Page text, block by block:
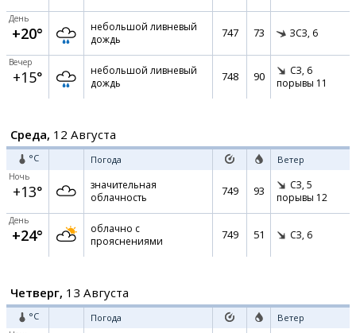
День
+20°
небольшой ливневый
дождь
747 73 ЗСЗ, 6
Вечер
+15°
небольшой ливневый
дождь
748 90 СЗ, 6
порывы 11
Среда, 12 Августа
°C Погода Ветер
Ночь
+13°
значительная
облачность
749 93 СЗ, 5
порывы 12
День
+24°
облачно с
прояснениями
749 51 СЗ, 6
Четверг, 13 Августа
°C Погода Ветер